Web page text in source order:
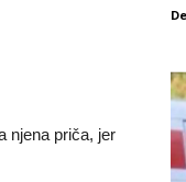
njena priča, jer